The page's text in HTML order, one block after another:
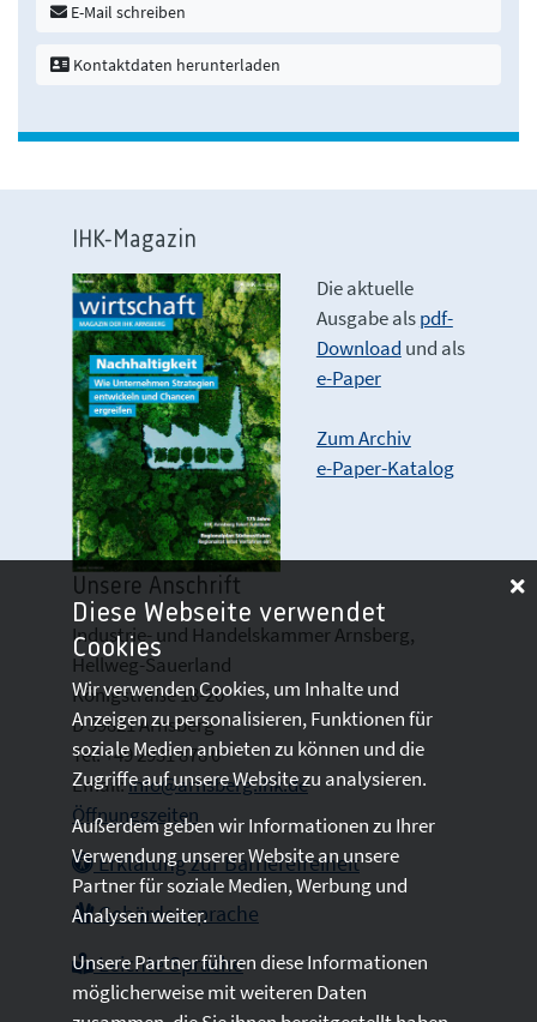
E-Mail schreiben
Kontaktdaten herunterladen
IHK-Magazin
Die aktuelle
Ausgabe alspdf-
Download und als
e-Paper
Zum Archiv
e-Paper-Katalog
Unsere Anschrift
Industrie- und Handelskammer Arnsberg,
Hellweg-Sauerland
Königstraße 18-20
D 59821 Arnsberg
Tel: +49 2931 878 0
Email:info@arnsberg.ihk.de
Öffnungszeiten
Erklärung zur Barrierefreiheit
Gebärdensprache
Leichte Sprache
Diese Webseite verwendet
Cookies
Wir verwenden Cookies, um Inhalte und
Anzeigen zu personalisieren, Funktionen für
soziale Medien anbieten zu können und die
Zugriffe auf unsere Website zu analysieren.
Außerdem geben wir Informationen zu Ihrer
Verwendung unserer Website an unsere
Partner für soziale Medien, Werbung und
Analysen weiter.
Unsere Partner führen diese Informationen
möglicherweise mit weiteren Daten